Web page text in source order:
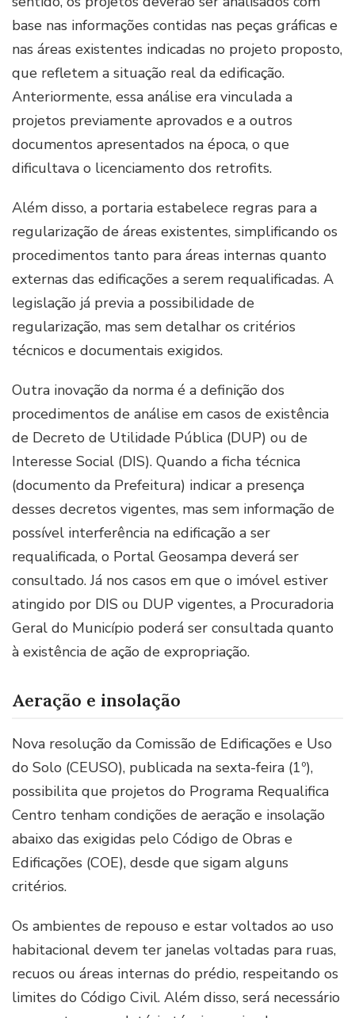
base nas informações contidas nas peças gráficas e
nas áreas existentes indicadas no projeto proposto,
que refletem a situação real da edificação.
Anteriormente, essa análise era vinculada a
projetos previamente aprovados e a outros
documentos apresentados na época, o que
dificultava o licenciamento dos retrofits.
Além disso, a portaria estabelece regras para a
regularização de áreas existentes, simplificando os
procedimentos tanto para áreas internas quanto
externas das edificações a serem requalificadas. A
legislação já previa a possibilidade de
regularização, mas sem detalhar os critérios
técnicos e documentais exigidos.
Outra inovação da norma é a definição dos
procedimentos de análise em casos de existência
de Decreto de Utilidade Pública (DUP) ou de
Interesse Social (DIS). Quando a ficha técnica
(documento da Prefeitura) indicar a presença
desses decretos vigentes, mas sem informação de
possível interferência na edificação a ser
requalificada, o Portal Geosampa deverá ser
consultado. Já nos casos em que o imóvel estiver
atingido por DIS ou DUP vigentes, a Procuradoria
Geral do Município poderá ser consultada quanto
à existência de ação de expropriação.
Aeração e insolação
Nova resolução da Comissão de Edificações e Uso
do Solo (CEUSO), publicada na sexta-feira (1º),
possibilita que projetos do Programa Requalifica
Centro tenham condições de aeração e insolação
abaixo das exigidas pelo Código de Obras e
Edificações (COE), desde que sigam alguns
critérios.
Os ambientes de repouso e estar voltados ao uso
habitacional devem ter janelas voltadas para ruas,
recuos ou áreas internas do prédio, respeitando os
limites do Código Civil. Além disso, será necessário